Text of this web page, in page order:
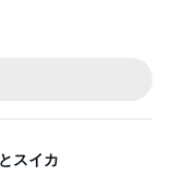
スイカ